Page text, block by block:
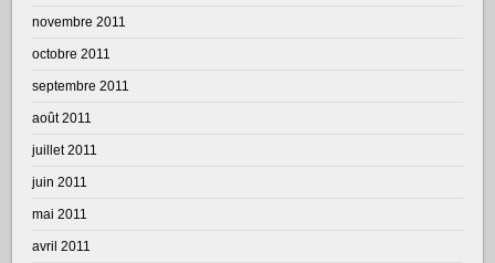
novembre 2011
octobre 2011
septembre 2011
août 2011
juillet 2011
juin 2011
mai 2011
avril 2011